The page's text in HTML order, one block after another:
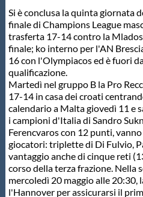
Salvamento
Master
Formazione
GUG
Scuole Nuoto
Si è conclusa la quinta giornata
finale di Champions League
trasferta 17-14 contro la
finale; ko interno per l'AN
16 con l'Olympiacos ed è fuori
qualificazione.
Martedì nel gruppo B la Pro
17-14 in casa dei croati
calendario a Malta giovedì 11 e
i campioni d'Italia di Sandro
Ferencvaros con 12 punti,
giocatori: triplette di Di Fulvio,
vantaggio anche di cinque reti
corso della terza frazione. Nella
mercoledì 20 maggio alle 20:30,
l'Hannover per assicurarsi il